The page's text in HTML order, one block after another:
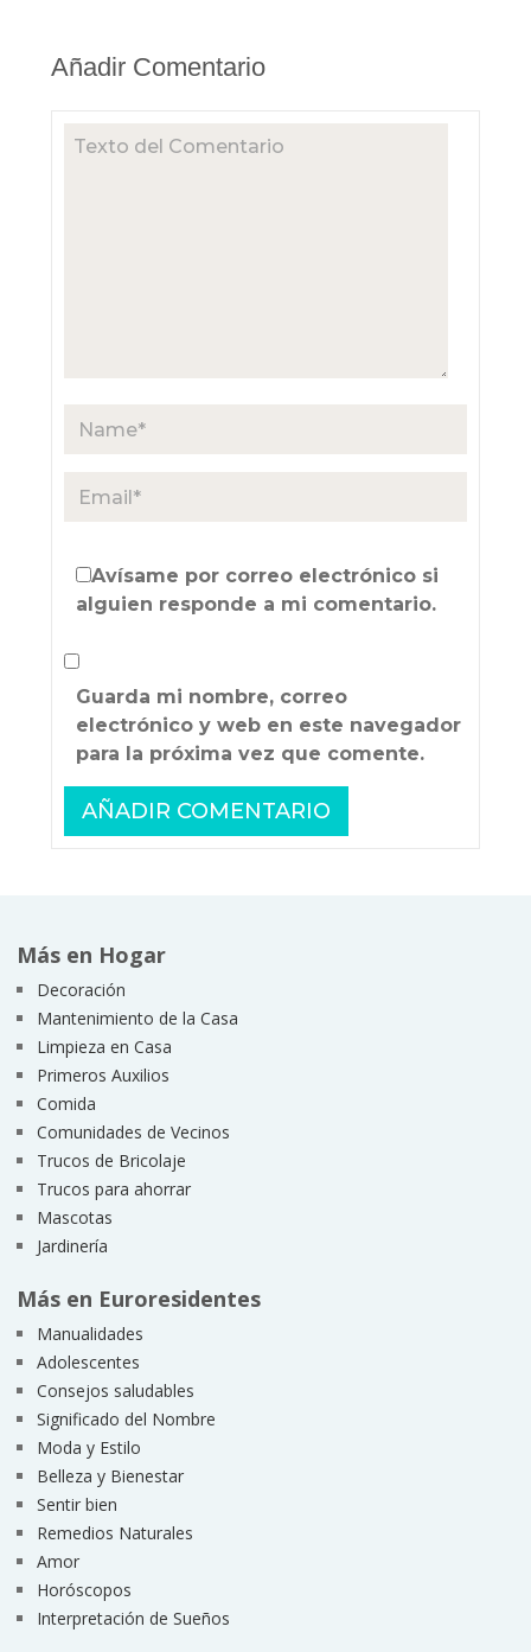
Añadir Comentario
Avísame por correo electrónico si
alguien responde a mi comentario.
Guarda mi nombre, correo
electrónico y web en este navegador
para la próxima vez que comente.
Más en Hogar
Decoración
Mantenimiento de la Casa
Limpieza en Casa
Primeros Auxilios
Comida
Comunidades de Vecinos
Trucos de Bricolaje
Trucos para ahorrar
Mascotas
Jardinería
Más en Euroresidentes
Manualidades
Adolescentes
Consejos saludables
Significado del Nombre
Moda y Estilo
Belleza y Bienestar
Sentir bien
Remedios Naturales
Amor
Horóscopos
Interpretación de Sueños